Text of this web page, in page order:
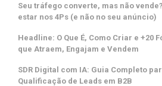
Seu tráfego converte, mas não
estar nos 4Ps (e não no seu anúncio)
Headline: O Que É, Como Criar e +20
que Atraem, Engajam e Vendem
SDR Digital com IA: Guia Completo
Qualificação de Leads em B2B